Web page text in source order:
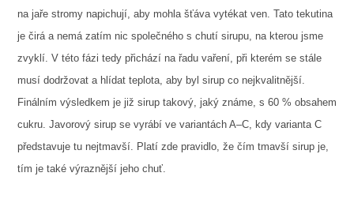
na jaře stromy napichují, aby mohla šťáva vytékat ven. Tato tekutina
je čirá a nemá zatím nic společného s chutí sirupu, na kterou jsme
zvyklí. V této fázi tedy přichází na řadu vaření, při kterém se stále
musí dodržovat a hlídat teplota, aby byl sirup co nejkvalitnější.
Finálním výsledkem je již sirup takový, jaký známe, s 60 % obsahem
cukru. Javorový sirup se vyrábí ve variantách A–C, kdy varianta C
představuje tu nejtmavší. Platí zde pravidlo, že čím tmavší sirup je,
tím je také výraznější jeho chuť.